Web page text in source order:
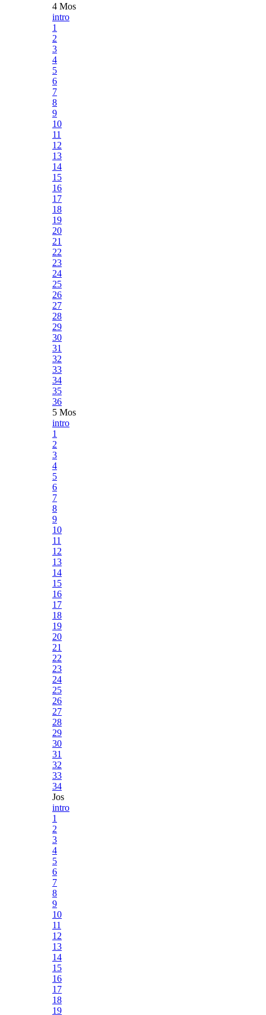
4 Mos
intro
1
2
3
4
5
6
7
8
9
10
11
12
13
14
15
16
17
18
19
20
21
22
23
24
25
26
27
28
29
30
31
32
33
34
35
36
5 Mos
intro
1
2
3
4
5
6
7
8
9
10
11
12
13
14
15
16
17
18
19
20
21
22
23
24
25
26
27
28
29
30
31
32
33
34
Jos
intro
1
2
3
4
5
6
7
8
9
10
11
12
13
14
15
16
17
18
19